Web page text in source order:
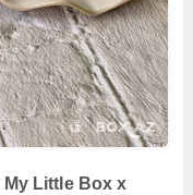
My Little Box x